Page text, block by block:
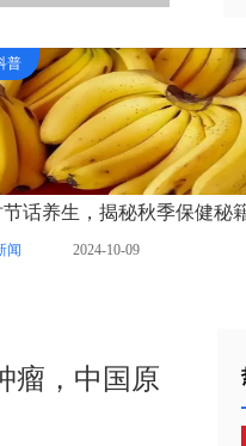
普
节话养生，揭秘秋季保健秘
闻 2024-10-09
瘤，中国原